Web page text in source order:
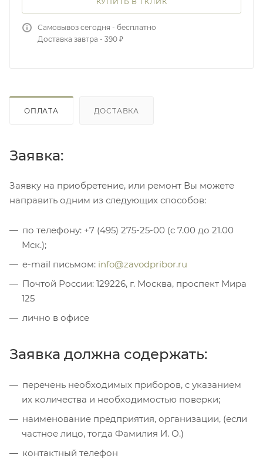
Самовывоз сегодня - бесплатно
Доставка завтра - 390 ₽
ОПЛАТА ДОСТАВКА
Заявка:
Заявку на приобретение, или ремонт Вы можете
направить одним из следующих способов:
по телефону: +7 (495) 275-25-00 (c 7.00 до 21.00
Мск.);
e-mail письмом: info@zavodpribor.ru
Почтой России: 129226, г. Москва, проспект Мира
125
лично в офисе
Заявка должна содержать:
перечень необходимых приборов, с указанием
их количества и необходимостью поверки;
наименование предприятия, организации, (если
частное лицо, тогда Фамилия И. О.)
контактный телефон